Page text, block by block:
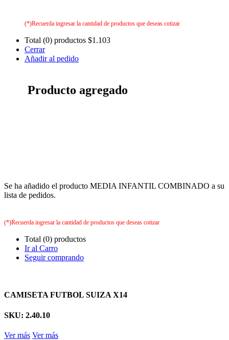
(*)Recuerda ingresar la cantidad de productos que deseas cotizar
Total (0) productos $1.103
Cerrar
Añadir al pedido
Producto agregado
Se ha añadido el producto MEDIA INFANTIL COMBINADO a su
lista de pedidos.
(*)Recuerda ingresar la cantidad de productos que deseas cotizar
Total (0) productos
Ir al Carro
Seguir comprando
CAMISETA FUTBOL SUIZA X14
SKU: 2.40.10
Ver más Ver más